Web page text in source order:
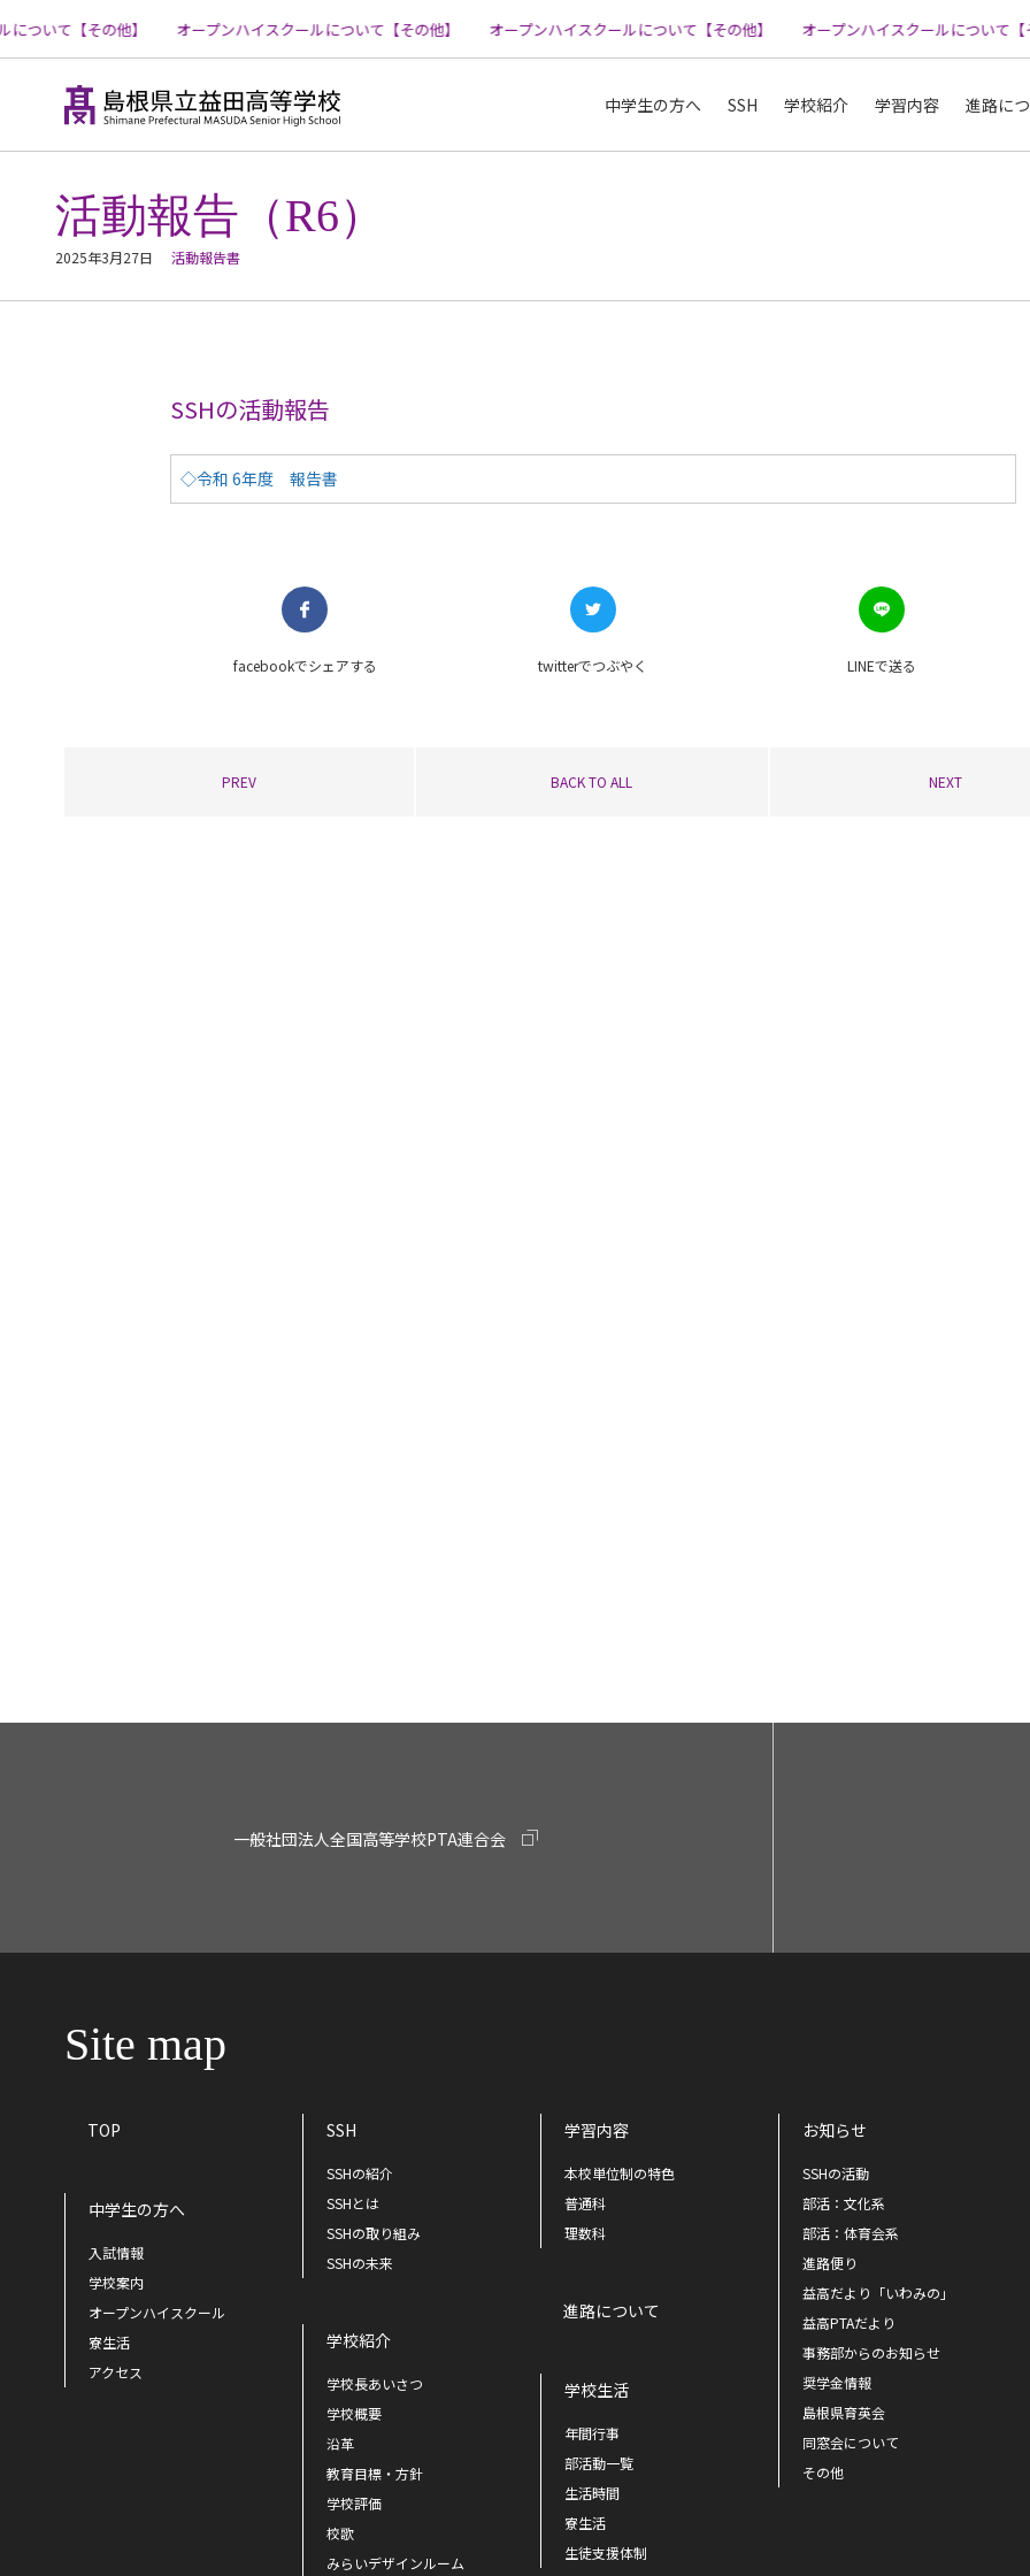
コ
ッ
ついて【その他】 オープンハイスクールについて【その他】 オープンハイスクールについて【その他】 オープンハイスクールについて【
中学生の方へ SSH 学校紹介 学習内容 進路に
活動報告（R6）
2025年3月27日 活動報告書
SSHの活動報告
◇令和 6年度 報告書
facebookでシェアする twitterでつぶやく LINEで送る
PREV BACK TO ALL NEXT
一般社団法人全国高等学校PTA連合会
Site map
TOP
中学生の方へ
入試情報
学校案内
オープンハイスクール
寮生活
アクセス
SSH
SSHの紹介
SSHとは
SSHの取り組み
SSHの未来
学校紹介
学校長あいさつ
学校概要
沿革
教育目標・方針
学校評価
校歌
みらいデザインルーム
学習内容
本校単位制の特色
普通科
理数科
進路について
学校生活
年間行事
部活動一覧
生活時間
寮生活
生徒支援体制
お知らせ
SSHの活動
部活：文化系
部活：体育会系
進路便り
益高だより「いわみの」
益高PTAだより
事務部からのお知らせ
奨学金情報
島根県育英会
同窓会について
その他